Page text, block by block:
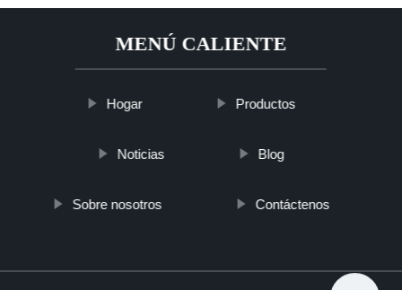
MENÚ CALIENTE
Hogar Productos
Noticias Blog
Sobre nosotros Contáctenos